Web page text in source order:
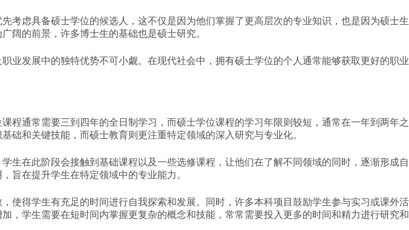
考虑具备硕士学位的候选人，这不仅是因为他们掌握了更高层次的专业知识，也是因为硕士生
阔的前景，许多博士生的基础也是硕士研究。
业发展中的独特优势不可小觑。在现代社会中，拥有硕士学位的个人通常能够获取更好的职业
程通常需要三到四年的全日制学习，而硕士学位课程的学习年限则较短，通常在一年到两年之
础和关键技能，而硕士教育则更注重特定领域的深入研究与专业化。
生在此阶段会接触到基础课程以及一些选修课程，让他们在了解不同领域的同时，逐渐形成自
旨在提升学生在特定领域中的专业能力。
使得学生有充足的时间进行自我探索和发展。同时，许多本科项目鼓励学生参与实习或课外活
，学生需要在短时间内掌握更复杂的概念和技能，常常需要投入更多的时间和精力进行研究和